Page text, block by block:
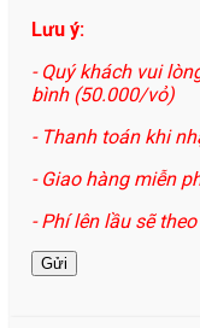
Lưu ý:
- Quý khách vui
bình (50.000/vỏ)
- Thanh toán khi
- Giao hàng miễn
- Phí lên lầu sẽ